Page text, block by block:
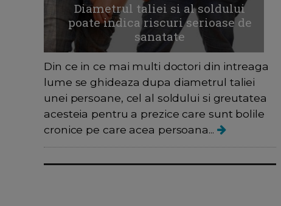
Diametrul taliei si al soldului
poate indica riscuri serioase de
sanatate
Din ce in ce mai multi doctori din intreaga
lume se ghideaza dupa diametrul taliei
unei persoane, cel al soldului si greutatea
acesteia pentru a prezice care sunt bolile
cronice pe care acea persoana...